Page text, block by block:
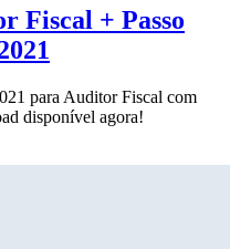
Fiscal + Passo
para Auditor Fiscal com
disponível agora!